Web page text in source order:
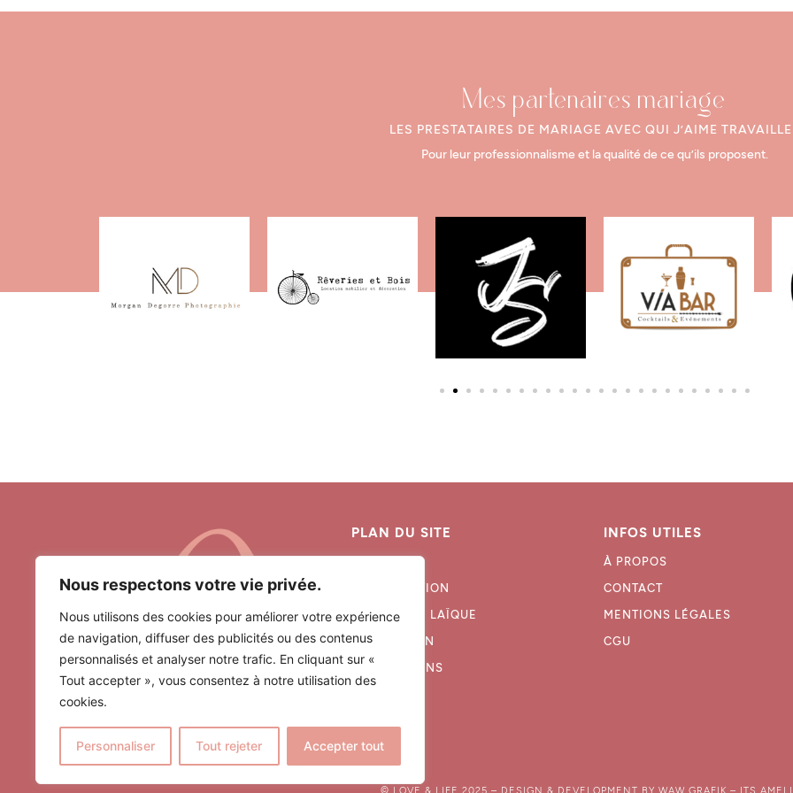
Nous respectons votre vie privée.
Nous utilisons des cookies pour améliorer votre expérience
de navigation, diffuser des publicités ou des contenus
personnalisés et analyser notre trafic. En cliquant sur «
Tout accepter », vous consentez à notre utilisation des
cookies.
Personnaliser Tout rejeter Accepter tout
Mes partenaires mariage
LES PRESTATAIRES DE MARIAGE AVEC QUI J’AIME
Pour leur professionnalisme et la qualité de ce qu’ils proposent.
PLAN DU SITE
ORGANISATION
CÉRÉMONIE LAÏQUE
DÉCORATION
RÉALISATIONS
INFOS UTILES
À PROPOS
CONTACT
MENTIONS LÉGALES
CGU